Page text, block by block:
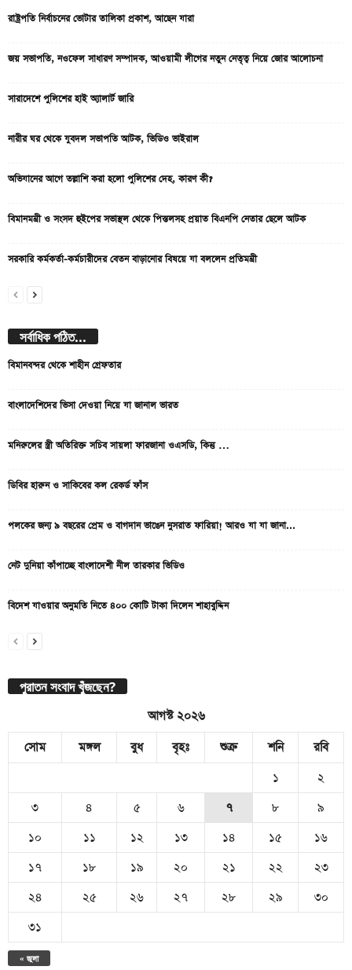
রাষ্ট্রপতি নির্বাচনের ভোটার তালিকা প্রকাশ, আছেন যারা
জয় সভাপতি, নওফেল সাধারণ সম্পাদক, আওয়ামী লীগের নতুন নেতৃত্ব নিয়ে জোর আলোচনা
সারাদেশে পুলিশের হাই অ্যালার্ট জারি
নারীর ঘর থেকে যুবদল সভাপতি আটক, ভিডিও ভাইরাল
অভিযানের আগে তল্লাশি করা হলো পুলিশের দেহ, কারণ কী?
বিমানমন্ত্রী ও সংসদ হুইপের সভাস্থল থেকে পিস্তলসহ প্রয়াত বিএনপি নেতার ছেলে আটক
সরকারি কর্মকর্তা-কর্মচারীদের বেতন বাড়ানোর বিষয়ে যা বললেন প্রতিমন্ত্রী
সর্বাধিক পঠিত...
বিমানবন্দর থেকে শাহীন গ্রেফতার
বাংলাদেশিদের ভিসা দেওয়া নিয়ে যা জানাল ভারত
মনিরুলের স্ত্রী অতিরিক্ত সচিব সায়লা ফারজানা ওএসডি, কিন্তু …
ডিবির হারুন ও সাকিবের কল রেকর্ড ফাঁস
পলকের জন্য ৯ বছরের প্রেম ও বাগদান ভাঙেন নুসরাত ফারিয়া! আরও যা যা জানা...
নেট দুনিয়া কাঁপাচ্ছে বাংলাদেশী নীল তারকার ভিডিও
বিদেশ যাওয়ার অনুমতি নিতে ৪০০ কোটি টাকা দিলেন শাহাবুদ্দিন
পুরাতন সংবাদ খুঁজছেন?
আগস্ট ২০২৬
সোম
মঙ্গল বুধ বৃহঃ শুক্র শনি রবি
« জুলা
১
২
৩
৪ ৫ ৬ ৭ ৮
৯
১০
১১ ১২ ১৩ ১৪ ১৫
১৬
১৭
১৮ ১৯ ২০ ২১ ২২
২৩
২৪
২৫ ২৬ ২৭ ২৮ ২৯
৩০
৩১